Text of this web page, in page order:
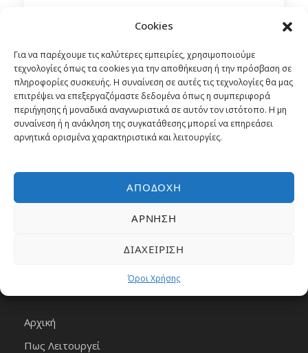
Cookies
Για να παρέχουμε τις καλύτερες εμπειρίες, χρησιμοποιούμε
τεχνολογίες όπως τα cookies για την αποθήκευση ή την πρόσβαση σε
πληροφορίες συσκευής. Η συναίνεση σε αυτές τις τεχνολογίες θα μας
επιτρέψει να επεξεργαζόμαστε δεδομένα όπως η συμπεριφορά
περιήγησης ή μοναδικά αναγνωριστικά σε αυτόν τον ιστότοπο. Η μη
συναίνεση ή η ανάκληση της συγκατάθεσης μπορεί να επηρεάσει
αρνητικά ορισμένα χαρακτηριστικά και λειτουργίες.
ΑΠΟΔΟΧΉ
ΆΡΝΗΣΗ
ΔΙΑΧΕΊΡΙΣΗ
Όροι Χρήσης
Αρχική
Πως Λειτουργεί